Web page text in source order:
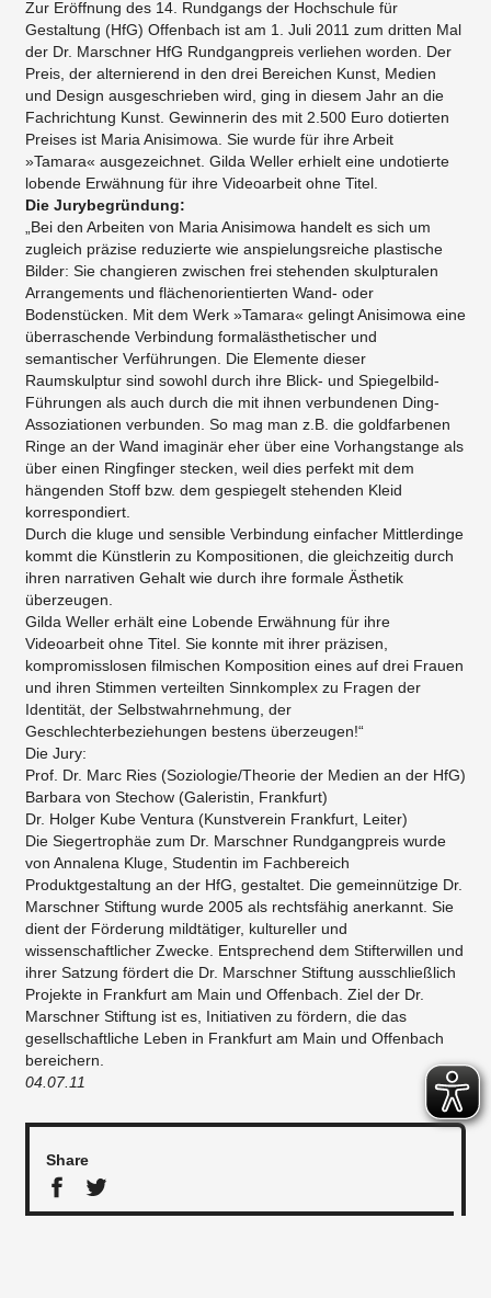
Zur Eröffnung des 14. Rundgangs der Hochschule für
Gestaltung (HfG) Offenbach ist am 1. Juli 2011 zum dritten Mal
der Dr. Marschner HfG Rundgangpreis verliehen worden. Der
Preis, der alternierend in den drei Bereichen Kunst, Medien
und Design ausgeschrieben wird, ging in diesem Jahr an die
Fachrichtung Kunst. Gewinnerin des mit 2.500 Euro dotierten
Preises ist Maria Anisimowa. Sie wurde für ihre Arbeit
»Tamara« ausgezeichnet. Gilda Weller erhielt eine undotierte
lobende Erwähnung für ihre Videoarbeit ohne Titel.
Die Jurybegründung:
„Bei den Arbeiten von Maria Anisimowa handelt es sich um
zugleich präzise reduzierte wie anspielungsreiche plastische
Bilder: Sie changieren zwischen frei stehenden skulpturalen
Arrangements und flächenorientierten Wand- oder
Bodenstücken. Mit dem Werk »Tamara« gelingt Anisimowa eine
überraschende Verbindung formalästhetischer und
semantischer Verführungen. Die Elemente dieser
Raumskulptur sind sowohl durch ihre Blick- und Spiegelbild-
Führungen als auch durch die mit ihnen verbundenen Ding-
Assoziationen verbunden. So mag man z.B. die goldfarbenen
Ringe an der Wand imaginär eher über eine Vorhangstange als
über einen Ringfinger stecken, weil dies perfekt mit dem
hängenden Stoff bzw. dem gespiegelt stehenden Kleid
korrespondiert.
Durch die kluge und sensible Verbindung einfacher Mittlerdinge
kommt die Künstlerin zu Kompositionen, die gleichzeitig durch
ihren narrativen Gehalt wie durch ihre formale Ästhetik
überzeugen.
Gilda Weller erhält eine Lobende Erwähnung für ihre
Videoarbeit ohne Titel. Sie konnte mit ihrer präzisen,
kompromisslosen filmischen Komposition eines auf drei Frauen
und ihren Stimmen verteilten Sinnkomplex zu Fragen der
Identität, der Selbstwahrnehmung, der
Geschlechterbeziehungen bestens überzeugen!“
Die Jury:
Prof. Dr. Marc Ries (Soziologie/Theorie der Medien an der HfG)
Barbara von Stechow (Galeristin, Frankfurt)
Dr. Holger Kube Ventura (Kunstverein Frankfurt, Leiter)
Die Siegertrophäe zum Dr. Marschner Rundgangpreis wurde
von Annalena Kluge, Studentin im Fachbereich
Produktgestaltung an der HfG, gestaltet. Die gemeinnützige Dr.
Marschner Stiftung wurde 2005 als rechtsfähig anerkannt. Sie
dient der Förderung mildtätiger, kultureller und
wissenschaftlicher Zwecke. Entsprechend dem Stifterwillen und
ihrer Satzung fördert die Dr. Marschner Stiftung ausschließlich
Projekte in Frankfurt am Main und Offenbach. Ziel der Dr.
Marschner Stiftung ist es, Initiativen zu fördern, die das
gesellschaftliche Leben in Frankfurt am Main und Offenbach
bereichern.
04.07.11
Share